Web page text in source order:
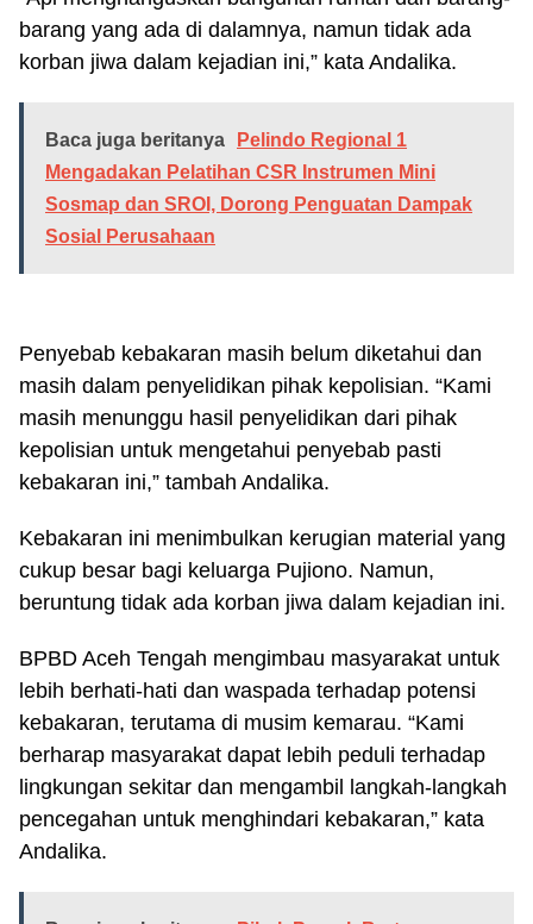
barang yang ada di dalamnya, namun tidak ada
korban jiwa dalam kejadian ini,” kata Andalika.
Baca juga beritanya
Pelindo Regional 1
Mengadakan Pelatihan CSR Instrumen Mini
Sosmap dan SROI, Dorong Penguatan Dampak
Sosial Perusahaan
Penyebab kebakaran masih belum diketahui dan
masih dalam penyelidikan pihak kepolisian. “Kami
masih menunggu hasil penyelidikan dari pihak
kepolisian untuk mengetahui penyebab pasti
kebakaran ini,” tambah Andalika.
Kebakaran ini menimbulkan kerugian material yang
cukup besar bagi keluarga Pujiono. Namun,
beruntung tidak ada korban jiwa dalam kejadian ini.
BPBD Aceh Tengah mengimbau masyarakat untuk
lebih berhati-hati dan waspada terhadap potensi
kebakaran, terutama di musim kemarau. “Kami
berharap masyarakat dapat lebih peduli terhadap
lingkungan sekitar dan mengambil langkah-langkah
pencegahan untuk menghindari kebakaran,” kata
Andalika.